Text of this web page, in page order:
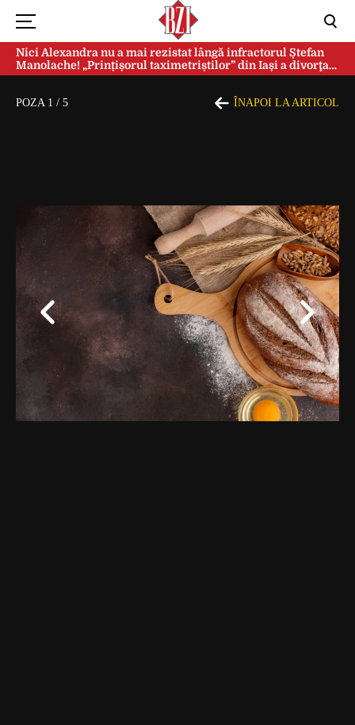
Nici Alexandra nu a mai rezistat lângă infractorul Ștefan
Manolache! „Prințișorul taximetriștilor” din Iași a divorţat
după doi ani de căsnicie
POZA 1 / 5 ÎNAPOI LA ARTICOL